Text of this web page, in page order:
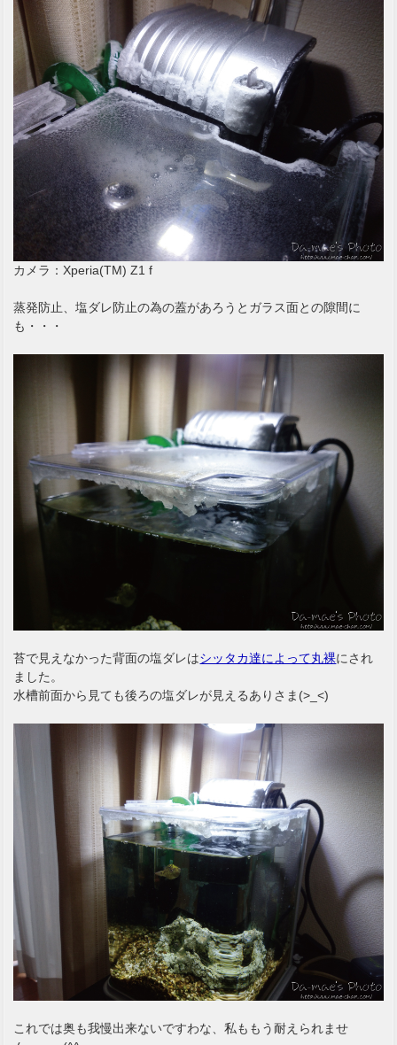
カメラ：Xperia(TM) Z1 f
蒸発防止、塩ダレ防止の為の蓋があろうとガラス面との隙間に
も・・・
苔で見えなかった背面の塩ダレはシッタカ達によって丸裸にされ
ました。
水槽前面から見ても後ろの塩ダレが見えるありさま(>_<)
これでは奥も我慢出来ないですわな、私ももう耐えられませ